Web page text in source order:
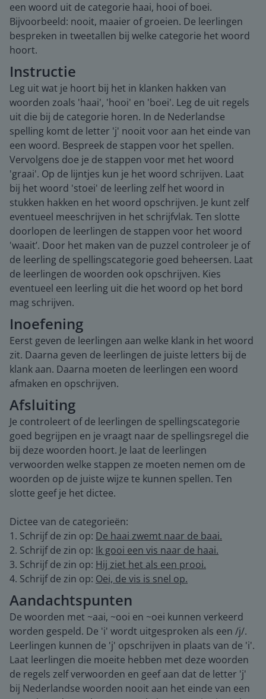
een woord uit de categorie haai, hooi of boei.
Bijvoorbeeld: nooit, maaier of groeien. De leerlingen
bespreken in tweetallen bij welke categorie het woord
hoort.
Instructie
Leg uit wat je hoort bij het in klanken hakken van
woorden zoals 'haai', 'hooi' en 'boei'. Leg de uit regels
uit die bij de categorie horen. In de Nederlandse
spelling komt de letter 'j' nooit voor aan het einde van
een woord. Bespreek de stappen voor het spellen.
Vervolgens doe je de stappen voor met het woord
'graai'. Op de lijntjes kun je het woord schrijven. Laat
bij het woord 'stoei' de leerling zelf het woord in
stukken hakken en het woord opschrijven. Je kunt zelf
eventueel meeschrijven in het schrijfvlak. Ten slotte
doorlopen de leerlingen de stappen voor het woord
'waait’. Door het maken van de puzzel controleer je of
de leerling de spellingscategorie goed beheersen. Laat
de leerlingen de woorden ook opschrijven. Kies
eventueel een leerling uit die het woord op het bord
mag schrijven.
Inoefening
Eerst geven de leerlingen aan welke klank in het woord
zit. Daarna geven de leerlingen de juiste letters bij de
klank aan. Daarna moeten de leerlingen een woord
afmaken en opschrijven.
Afsluiting
Je controleert of de leerlingen de spellingscategorie
goed begrijpen en je vraagt naar de spellingsregel die
bij deze woorden hoort. Je laat de leerlingen
verwoorden welke stappen ze moeten nemen om de
woorden op de juiste wijze te kunnen spellen. Ten
slotte geef je het dictee.
Dictee van de categorieën:
1. Schrijf de zin op: De haai zwemt naar de baai.
2. Schrijf de zin op: Ik gooi een vis naar de haai.
3. Schrijf de zin op: Hij ziet het als een prooi.
4. Schrijf de zin op: Oei, de vis is snel op.
Aandachtspunten
De woorden met ~aai, ~ooi en ~oei kunnen verkeerd
worden gespeld. De 'i' wordt uitgesproken als een /j/.
Leerlingen kunnen de 'j' opschrijven in plaats van de 'i'.
Laat leerlingen die moeite hebben met deze woorden
de regels zelf verwoorden en geef aan dat de letter 'j'
bij Nederlandse woorden nooit aan het einde van een